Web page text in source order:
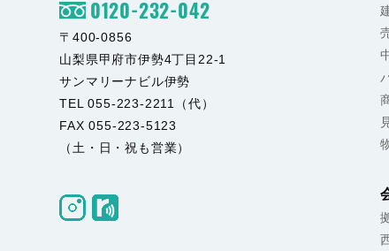
0120-232-042
〒400-0856
山梨県甲府市伊勢4丁目22-1
サンマリーナビル伊勢
TEL 055-223-2211（代）
FAX 055-223-5123
（土・日・祝も営業）